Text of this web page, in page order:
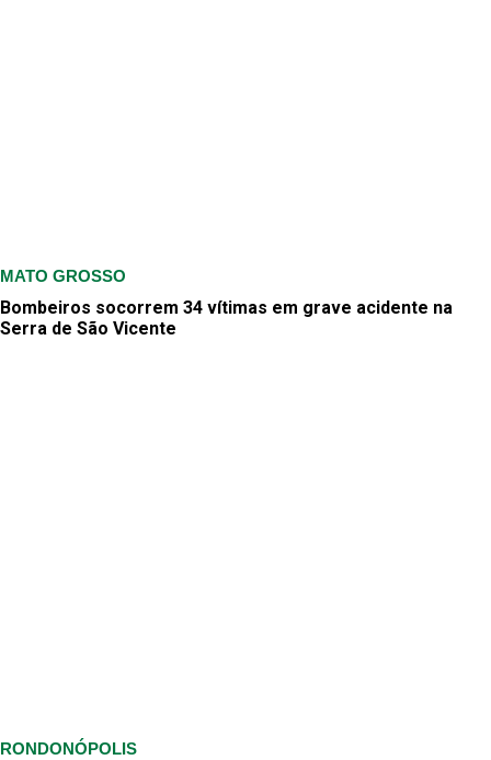
MATO GROSSO
Bombeiros socorrem 34 vítimas em grave acidente na
Serra de São Vicente
RONDONÓPOLIS